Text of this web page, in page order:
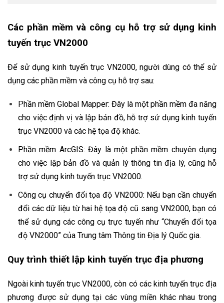
Các phần mềm và công cụ hỗ trợ sử dụng kinh
tuyến trục VN2000
Để sử dụng kinh tuyến trục VN2000, người dùng có thể sử
dụng các phần mềm và công cụ hỗ trợ sau:
Phần mềm Global Mapper: Đây là một phần mềm đa năng
cho việc định vị và lập bản đồ, hỗ trợ sử dụng kinh tuyến
trục VN2000 và các hệ tọa độ khác.
Phần mềm ArcGIS: Đây là một phần mềm chuyên dụng
cho việc lập bản đồ và quản lý thông tin địa lý, cũng hỗ
trợ sử dụng kinh tuyến trục VN2000.
Công cụ chuyển đổi tọa độ VN2000: Nếu bạn cần chuyển
đổi các dữ liệu từ hai hệ tọa độ cũ sang VN2000, bạn có
thể sử dụng các công cụ trực tuyến như “Chuyển đổi tọa
độ VN2000” của Trung tâm Thông tin Địa lý Quốc gia.
Quy trình thiết lập kinh tuyến trục địa phương
Ngoài kinh tuyến trục VN2000, còn có các kinh tuyến trục địa
phương được sử dụng tại các vùng miền khác nhau trong